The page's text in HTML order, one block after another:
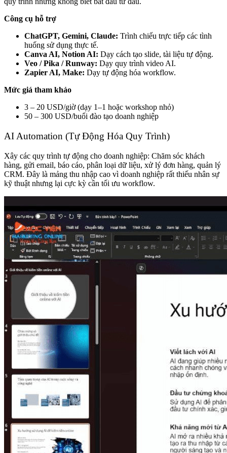
Công cụ hỗ trợ
ChatGPT, Gemini, Claude: Trình chiếu trực tiếp các tình
huống sử dụng thực tế.
Canva AI, Notion AI: Dạy cách tạo slide, tài liệu tự động.
Veo / Pika / Runway: Dạy quy trình video AI.
Zapier AI, Make: Dạy tự động hóa workflow.
Mức giá tham khảo
3 – 20 USD/giờ (dạy 1–1 hoặc workshop nhỏ)
50 – 300 USD/buổi đào tạo doanh nghiệp
AI Automation (Tự Động Hóa Quy Trình)
Xây các quy trình tự động cho doanh nghiệp: Chăm sóc khách
hàng, gửi email, báo cáo, phân loại dữ liệu, xử lý đơn hàng, quản lý
CRM. Đây là mảng thu nhập cao vì doanh nghiệp rất thiếu nhân sự
kỹ thuật nhưng lại cực kỳ cần tối ưu workflow.